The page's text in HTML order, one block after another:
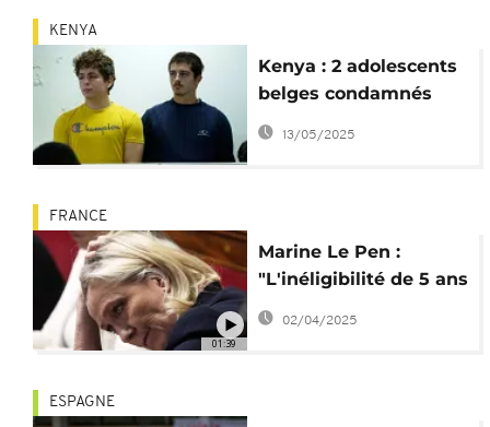
KENYA
Kenya : 2 adolescents
belges condamnés
pour trafic de fourmis
13/05/2025
01:39
FRANCE
Marine Le Pen :
"L'inéligibilité de 5 ans
est une bombe
nucléaire"
02/04/2025
ESPAGNE